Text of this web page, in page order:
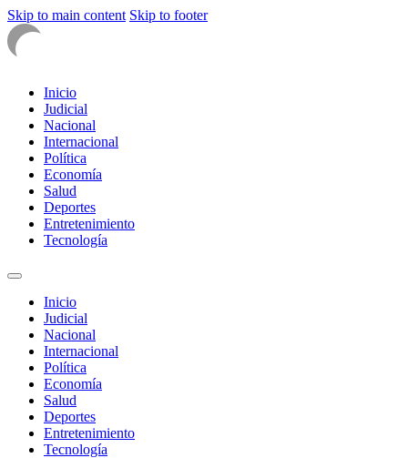
Skip to main content Skip to footer
Inicio
Judicial
Nacional
Internacional
Política
Economía
Salud
Deportes
Entretenimiento
Tecnología
Inicio
Judicial
Nacional
Internacional
Política
Economía
Salud
Deportes
Entretenimiento
Tecnología